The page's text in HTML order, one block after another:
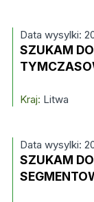
Data wysylki:
SZUKAM
Kraj: Litwa
Data wysylki:
SZUKAM